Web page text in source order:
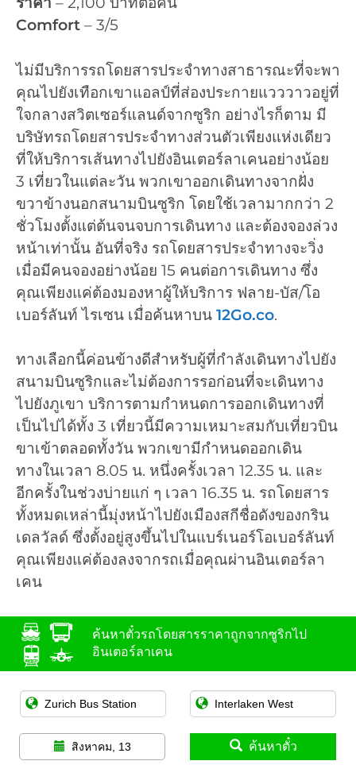
Comfort – 3/5
ไม่มีบริการรถโดยสารประจำทางสาธารณะที่จะพา
คุณไปยังเทือกเขาแอลป์ที่ส่องประกายแวววาวอยู่ที่
ใจกลางสวิตเซอร์แลนด์จากซูริก อย่างไรก็ตาม มี
บริษัทรถโดยสารประจำทางส่วนตัวเพียงแห่งเดียว
ที่ให้บริการเส้นทางไปยังอินเตอร์ลาเคนอย่างน้อย
3 เที่ยวในแต่ละวัน พวกเขาออกเดินทางจากฝั่ง
ขวาข้างนอกสนามบินซูริก โดยใช้เวลามากกว่า 2
ชั่วโมงตั้งแต่ต้นจนจบการเดินทาง และต้องจองล่วง
หน้าเท่านั้น อันที่จริง รถโดยสารประจำทางจะวิ่ง
เมื่อมีคนจองอย่างน้อย 15 คนต่อการเดินทาง ซึ่ง
คุณเพียงแค่ต้องมองหาผู้ให้บริการ ฟลาย-บัส/โอ
เบอร์ลันท์ ไรเซน เมื่อค้นหาบน 12Go.co.
ทางเลือกนี้ค่อนข้างดีสำหรับผู้ที่กำลังเดินทางไปยัง
สนามบินซูริกและไม่ต้องการรอก่อนที่จะเดินทาง
ไปยังภูเขา บริการตามกำหนดการออกเดินทางที่
เป็นไปได้ทั้ง 3 เที่ยวนี้มีความเหมาะสมกับเที่ยวบิน
ขาเข้าตลอดทั้งวัน พวกเขามีกำหนดออกเดิน
ทางในเวลา 8.05 น. หนึ่งครั้งเวลา 12.35 น. และ
อีกครั้งในช่วงบ่ายแก่ ๆ เวลา 16.35 น. รถโดยสาร
ทั้งหมดเหล่านี้มุ่งหน้าไปยังเมืองสกีชื่อดังของกริน
เดลวัลด์ ซึ่งตั้งอยู่สูงขึ้นไปในแบร์เนอร์โอเบอร์ลันท์
คุณเพียงแค่ต้องลงจากรถเมื่อคุณผ่านอินเตอร์ลา
เคน
ค้นหาตั๋วรถโดยสารราคาถูกจากซูริกไป
อินเตอร์ลาเคน
สิงหาคม, 13 ค้นหาตั๋ว